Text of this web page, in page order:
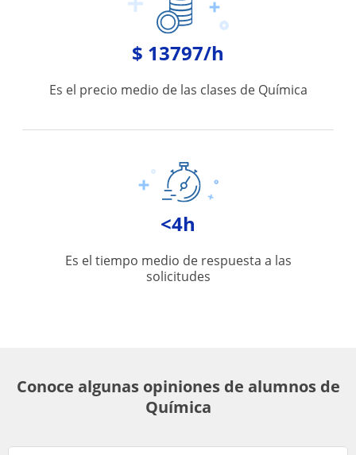
$ 13797/h
Es el precio medio de las clases de Química
<4h
Es el tiempo medio de respuesta a las
solicitudes
Conoce algunas opiniones de alumnos de
Química